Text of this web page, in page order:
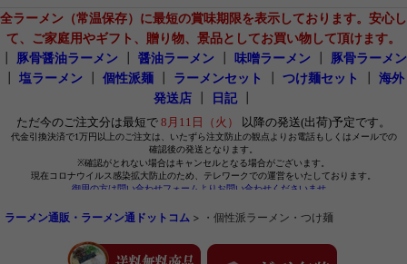
全ラーメン（常温保存）に最短の賞味期限を表示しております。安心し
て、ご家庭用やギフト、贈り物、景品としてお買い物して頂けます。
豚骨醤油ラーメン 醤油ラーメン 味噌ラーメン
豚骨ラーメン
塩ラーメン 個性派麺 ラーメンセット つけ麺セット
海外
発送店
日記┃
ラーメン通販・ラーメン通ドットコム > ・個性派ラーメン・つけ麺